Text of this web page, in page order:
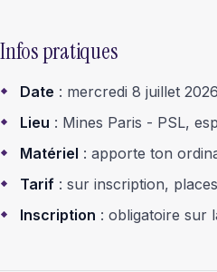
Infos pratiques
Date : mercredi 8 juillet
Lieu : Mines Paris - PSL,
Matériel : apporte ton
Tarif : sur inscription,
Inscription : obligatoire sur